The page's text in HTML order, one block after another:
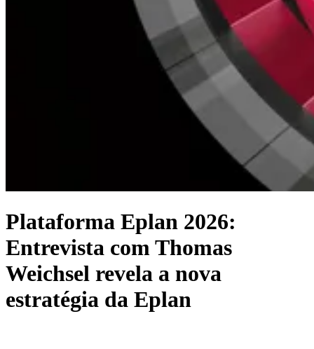
Plataforma Eplan 2026:
Entrevista com Thomas
Weichsel revela a nova
estratégia da Eplan